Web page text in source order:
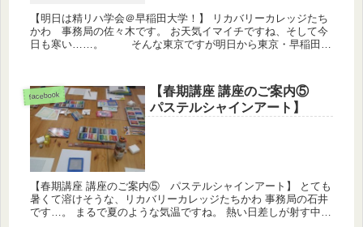
【明日は精リハ学会＠早稲田大学！】 リカバリーカレッジたち
かわ 事務局の佐々木です。 お天気イマイチですね、そして今
日も寒い……。 そんな東京ですが明日から東京・早稲田大
facebook
【春期講座 講座のご案内⑤
パステルシャインアート】
【春期講座 講座のご案内⑤ パステルシャインアート】 とても
暑くて溶けそうな、リカバリーカレッジたちかわ 事務局の石井
です…。 まるで夏のような気温ですね。 熱い日差しが射す中